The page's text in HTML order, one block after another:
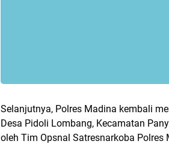
Selanjutnya, Polres Madina kembali
Desa Pidoli Lombang, Kecamatan
oleh Tim Opsnal Satresnarkoba